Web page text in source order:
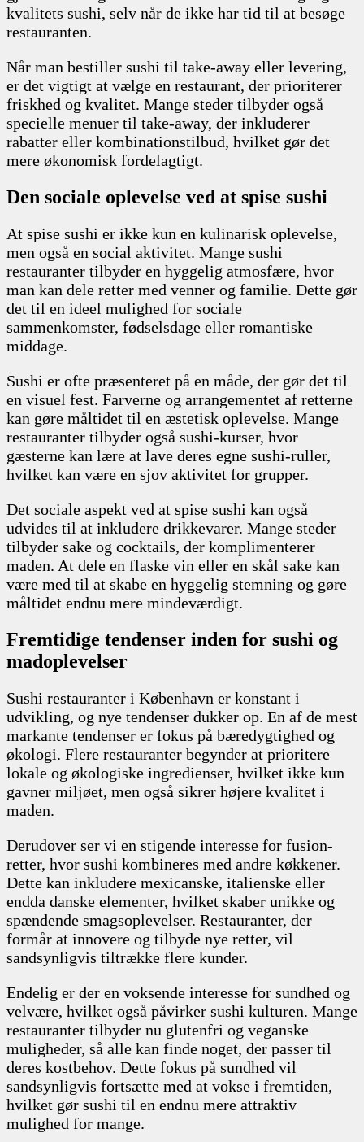
kvalitets sushi, selv når de ikke har tid til at besøge
restauranten.
Når man bestiller sushi til take-away eller levering,
er det vigtigt at vælge en restaurant, der prioriterer
friskhed og kvalitet. Mange steder tilbyder også
specielle menuer til take-away, der inkluderer
rabatter eller kombinationstilbud, hvilket gør det
mere økonomisk fordelagtigt.
Den sociale oplevelse ved at spise sushi
At spise sushi er ikke kun en kulinarisk oplevelse,
men også en social aktivitet. Mange sushi
restauranter tilbyder en hyggelig atmosfære, hvor
man kan dele retter med venner og familie. Dette gør
det til en ideel mulighed for sociale
sammenkomster, fødselsdage eller romantiske
middage.
Sushi er ofte præsenteret på en måde, der gør det til
en visuel fest. Farverne og arrangementet af retterne
kan gøre måltidet til en æstetisk oplevelse. Mange
restauranter tilbyder også sushi-kurser, hvor
gæsterne kan lære at lave deres egne sushi-ruller,
hvilket kan være en sjov aktivitet for grupper.
Det sociale aspekt ved at spise sushi kan også
udvides til at inkludere drikkevarer. Mange steder
tilbyder sake og cocktails, der komplimenterer
maden. At dele en flaske vin eller en skål sake kan
være med til at skabe en hyggelig stemning og gøre
måltidet endnu mere mindeværdigt.
Fremtidige tendenser inden for sushi og
madoplevelser
Sushi restauranter i København er konstant i
udvikling, og nye tendenser dukker op. En af de mest
markante tendenser er fokus på bæredygtighed og
økologi. Flere restauranter begynder at prioritere
lokale og økologiske ingredienser, hvilket ikke kun
gavner miljøet, men også sikrer højere kvalitet i
maden.
Derudover ser vi en stigende interesse for fusion-
retter, hvor sushi kombineres med andre køkkener.
Dette kan inkludere mexicanske, italienske eller
endda danske elementer, hvilket skaber unikke og
spændende smagsoplevelser. Restauranter, der
formår at innovere og tilbyde nye retter, vil
sandsynligvis tiltrække flere kunder.
Endelig er der en voksende interesse for sundhed og
velvære, hvilket også påvirker sushi kulturen. Mange
restauranter tilbyder nu glutenfri og veganske
muligheder, så alle kan finde noget, der passer til
deres kostbehov. Dette fokus på sundhed vil
sandsynligvis fortsætte med at vokse i fremtiden,
hvilket gør sushi til en endnu mere attraktiv
mulighed for mange.